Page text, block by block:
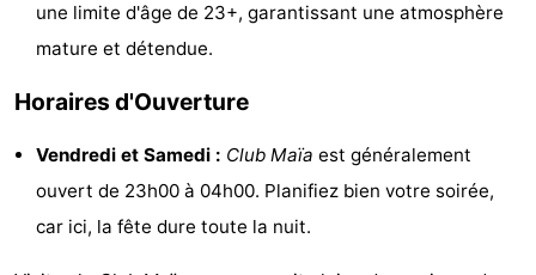
guidées
Sports
-
Faire
du
Randonnée
Divertissement
une limite d'âge de 23+, garantissant une atmosphère
mature et détendue.
Horaires d'Ouverture
Vendredi et Samedi : Club Maïa est généralement
ouvert de 23h00 à 04h00. Planifiez bien votre soirée,
car ici, la fête dure toute la nuit.